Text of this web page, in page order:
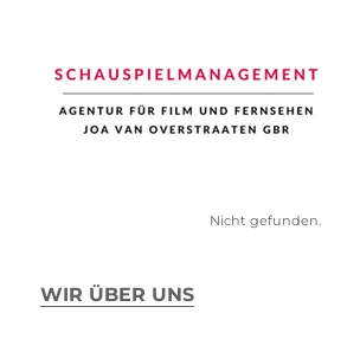
Nicht gefunden.
WIR ÜBER UNS